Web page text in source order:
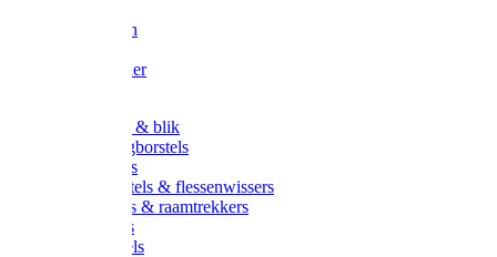
Afdekfoliën
Schuurpapier
Handveger & blik
Voetenveegborstels
Handvegers
Afwasborstels & flessenwissers
Wasborstels & raamtrekkers
Tonborstels
Werkborstels